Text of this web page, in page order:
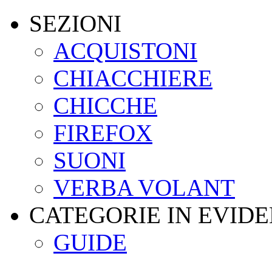
SEZIONI
ACQUISTONI
CHIACCHIERE
CHICCHE
FIREFOX
SUONI
VERBA VOLANT
CATEGORIE IN
GUIDE